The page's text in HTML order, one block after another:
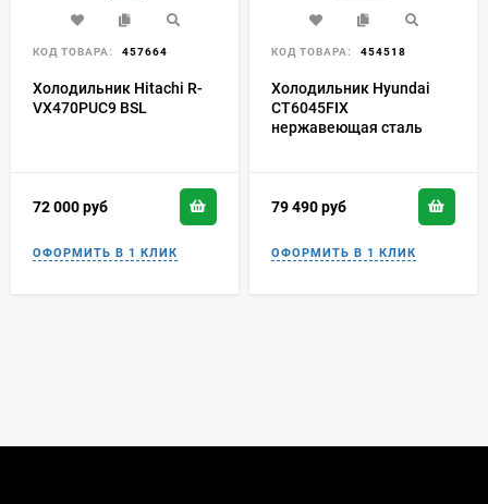
КОД ТОВАРА: 457664
Холодильник Hitachi R-
VX470PUC9 BSL
72 000руб
КОД ТОВАРА: 454518
Холодильник Hyundai
CT6045FIX
нержавеющая сталь
79 490руб